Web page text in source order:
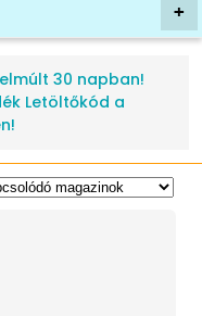
+
30 napban!
Letöltőkód a